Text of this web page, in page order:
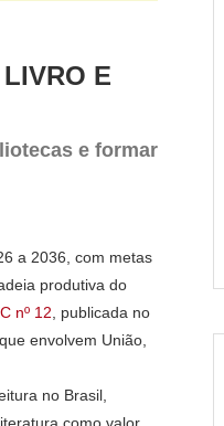
E
e formar
a 2036, com metas
produtiva do
nº 12 , publicada no
envolvem União,
no Brasil,